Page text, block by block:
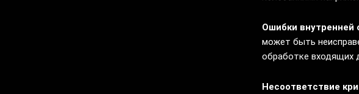
Ошибки внутренней
может быть
обработке входящих
Несоответствие